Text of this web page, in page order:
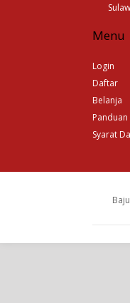
Menu
Login
Daftar
Belanja
Panduan
Syarat